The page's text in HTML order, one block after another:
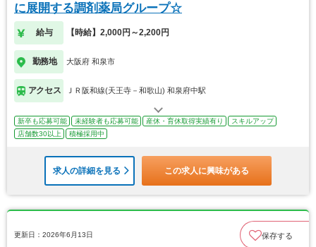
に展開する調剤薬局グループ☆
給与 【時給】2,000円～2,200円
勤務地 大阪府 和泉市
アクセス ＪＲ阪和線(天王寺－和歌山) 和泉府中駅
新卒も応募可能 未経験者も応募可能 産休・育休取得実績有り
スキルアップ
店舗数30以上
積極採用中
求人の詳細を見る この求人に興味がある
更新日：2026年6月13日 保存する